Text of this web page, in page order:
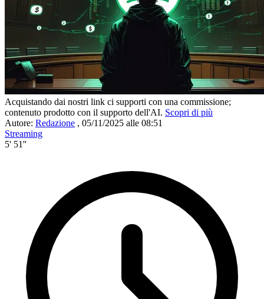
Acquistando dai nostri link ci supporti con una commissione;
contenuto prodotto con il supporto dell'AI. Scopri di più
Autore: Redazione , 05/11/2025 alle 08:51
Streaming
5' 51''